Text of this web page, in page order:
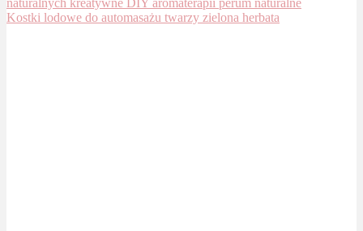
Kostki lodowe do automasażu twarzy zielona herbata